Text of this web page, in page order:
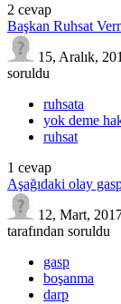
2 cevap
Başkan Ruhsat
15, Aralık,
soruldu
ruhsata
yok deme
ruhsat
1 cevap
Aşağıdaki olay
12, Mart,
tarafından soruldu
gasp
boşanma
darp